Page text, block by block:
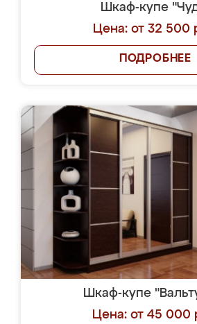
Шкаф-купе
Цена: от 32 500
ПОДРОБНЕЕ
Шкаф-купе
Цена: от 45 000